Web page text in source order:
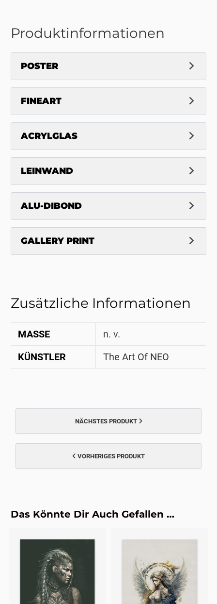
Produktinformationen
POSTER
FINEART
ACRYLGLAS
LEINWAND
ALU-DIBOND
GALLERY PRINT
Zusätzliche Informationen
MASSE
n. v.
KÜNSTLER
The Art Of NEO
NÄCHSTES PRODUKT
VORHERIGES PRODUKT
Das Könnte Dir Auch Gefallen …